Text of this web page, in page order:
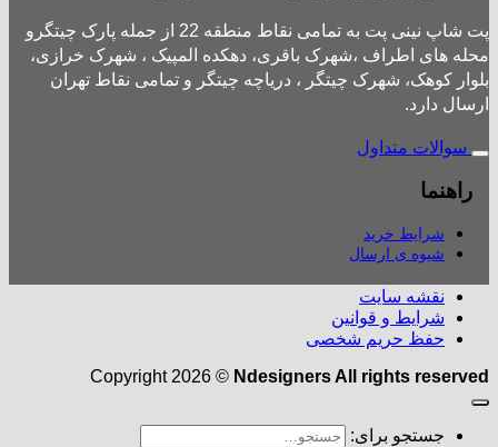
پت شاپ نینی پت به تمامی نقاط منطقه 22 از جمله پارک چیتگرو
محله های اطراف ،شهرک باقری، دهکده المپیک ، شهرک خرازی،
بلوار کوهک، شهرک چیتگر ، دریاچه چیتگر و تمامی نقاط تهران
ارسال دارد.
سوالات متداول
راهنما
شرایط خرید
شیوه ی ارسال
نقشه سایت
شرایط و قوانین
حفظ حریم شخصی
Copyright 2026 © Ndesigners All rights reserved
جستجو برای: